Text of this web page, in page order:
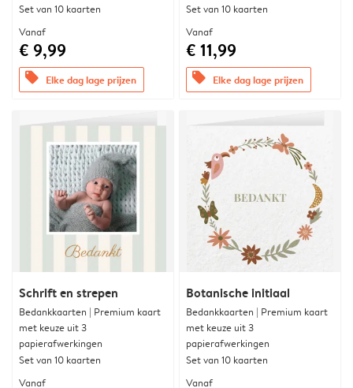
Set van 10 kaarten
Vanaf
€ 9,99
offers Elke dag lage prijzen
Set van 10 kaarten
Vanaf
€ 11,99
offers Elke dag lage prijzen
Schrift en strepen
Bedankkaarten | Premium kaart
met keuze uit 3
papierafwerkingen
Set van 10 kaarten
Vanaf
Botanische initiaal
Bedankkaarten | Premium kaart
met keuze uit 3
papierafwerkingen
Set van 10 kaarten
Vanaf